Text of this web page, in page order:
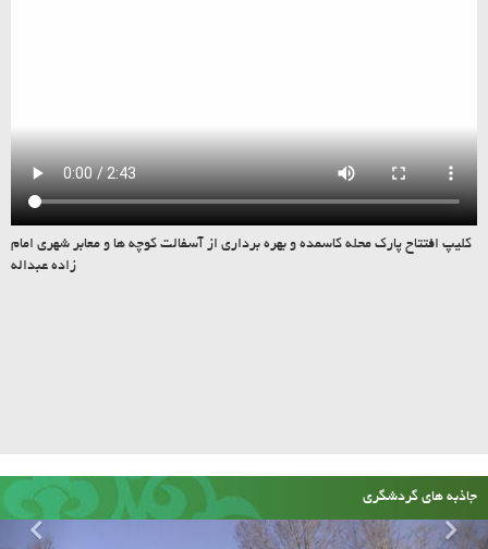
کلیپ افتتاح پارک محله کاسمده و بهره برداری از آسفالت کوچه ها و معابر شهری امام
زاده عبداله
جاذبه های گردشگری